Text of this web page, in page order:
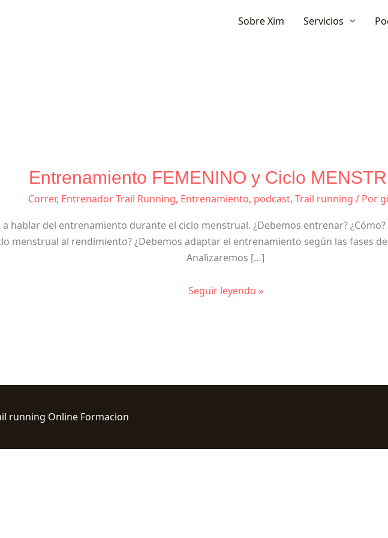
al
Sobre Xim Servicios
Entrenamiento FEMENINO y Ciclo
Correr, Entrenador Trail Running, Entrenamiento, podcast, Trail running / Por
hablar del entrenamiento durante el ciclo menstrual. ¿Debemos entrenar?
menstrual al rendimiento? ¿Debemos adaptar el entrenamiento según las fases
Analizaremos […]
Entrenamiento
y
Ciclo
MENSTRUAL
Seguir leyendo »
running Online Formacion